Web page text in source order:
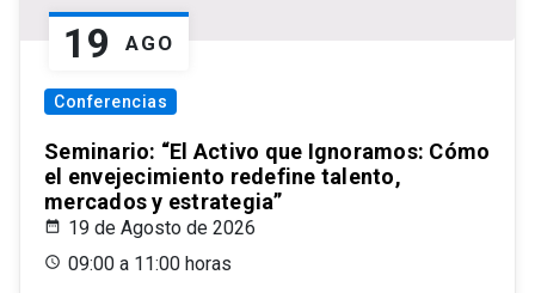
19 AGO
Conferencias
Seminario: “El Activo que Ignoramos: Cómo
el envejecimiento redefine talento,
mercados y estrategia”
19 de Agosto de 2026
09:00 a 11:00 horas